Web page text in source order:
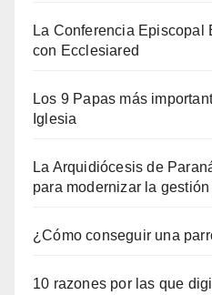
La Conferencia Episcopal
con Ecclesiared
Los 9 Papas más
Iglesia
La Arquidiócesis de
para modernizar la
¿Cómo conseguir una
10 razones por las que